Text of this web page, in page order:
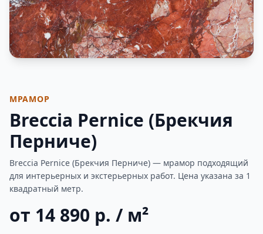
МРАМОР
Breccia Pernice (Брекчия
Перниче)
Breccia Pernice (Брекчия Перниче) — мрамор подходящий
для интерьерных и экстерьерных работ. Цена указана за 1
квадратный метр.
от 14 890 р. / м²